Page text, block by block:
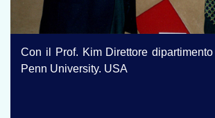
Con il Prof. Kim Direttore
Penn University. USA